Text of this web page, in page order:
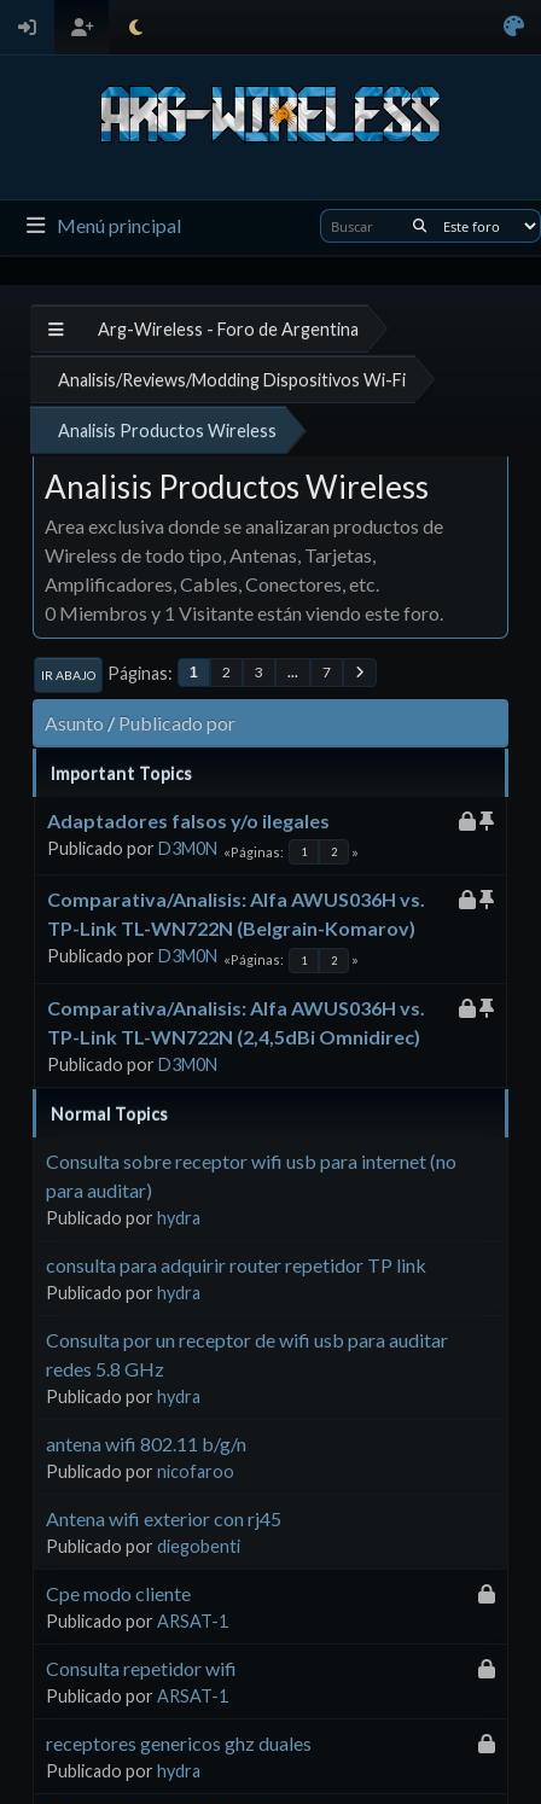
Menú principal
Arg-Wireless - Foro de Argentina
Analisis/Reviews/Modding Dispositivos Wi-Fi
Analisis Productos Wireless
Analisis Productos Wireless
Area exclusiva donde se analizaran productos de
Wireless de todo tipo, Antenas, Tarjetas,
Amplificadores, Cables, Conectores, etc.
0 Miembros y 1 Visitante están viendo este foro.
IR ABAJO Páginas 1 2 3 ... 7
Asunto / Publicado por
Important Topics
Adaptadores falsos y/o ilegales
Publicado por D3M0N Páginas 1 2
Comparativa/Analisis: Alfa AWUS036H vs.
TP-Link TL-WN722N (Belgrain-Komarov)
Publicado por D3M0N Páginas 1 2
Comparativa/Analisis: Alfa AWUS036H vs.
TP-Link TL-WN722N (2,4,5dBi Omnidirec)
Publicado por D3M0N
Normal Topics
Consulta sobre receptor wifi usb para internet (no
para auditar)
Publicado por hydra
consulta para adquirir router repetidor TP link
Publicado por hydra
Consulta por un receptor de wifi usb para auditar
redes 5.8 GHz
Publicado por hydra
antena wifi 802.11 b/g/n
Publicado por nicofaroo
Antena wifi exterior con rj45
Publicado por diegobenti
Cpe modo cliente
Publicado por ARSAT-1
Consulta repetidor wifi
Publicado por ARSAT-1
receptores genericos ghz duales
Publicado por hydra